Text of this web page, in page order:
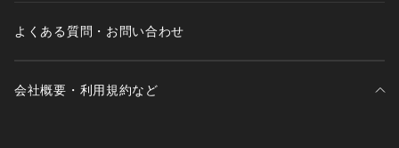
よくある質問・お問い合わせ
会社概要・利用規約など